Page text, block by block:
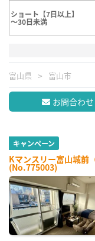
ショート【7日以上】
～30日未満
富山県 富山市
お問合わせ
キャンペーン
Kマンスリー富山城前
(No.775003)